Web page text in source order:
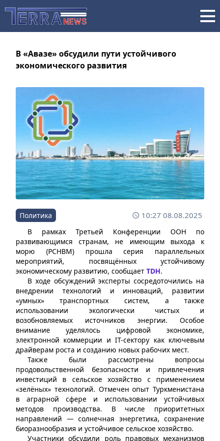
В «Авазе» обсудили пути устойчивого
экономического развития
Политика 10:27 08.08.2025
В рамках Третьей Конференции ООН по
развивающимся странам, не имеющим выхода к
морю (РСНВМ) прошла серия параллельных
мероприятий, посвящённых устойчивому
экономическому развитию, сообщает TDH.
В ходе обсуждений эксперты сосредоточились на
внедрении технологий и инноваций, развитии
«умных» транспортных систем, а также
использовании экологически чистых и
возобновляемых источников энергии. Особое
внимание уделялось цифровой экономике,
электронной коммерции и IT-сектору как ключевым
драйверам роста и созданию новых рабочих мест.
Также были рассмотрены вопросы
продовольственной безопасности и привлечения
инвестиций в сельское хозяйство с применением
«зелёных» технологий. Отмечен опыт Туркменистана
в аграрной сфере и использовании устойчивых
методов производства. В числе приоритетных
направлений — солнечная энергетика, сохранение
биоразнообразия и устойчивое сельское хозяйство.
Участники обсудили роль правовых механизмов